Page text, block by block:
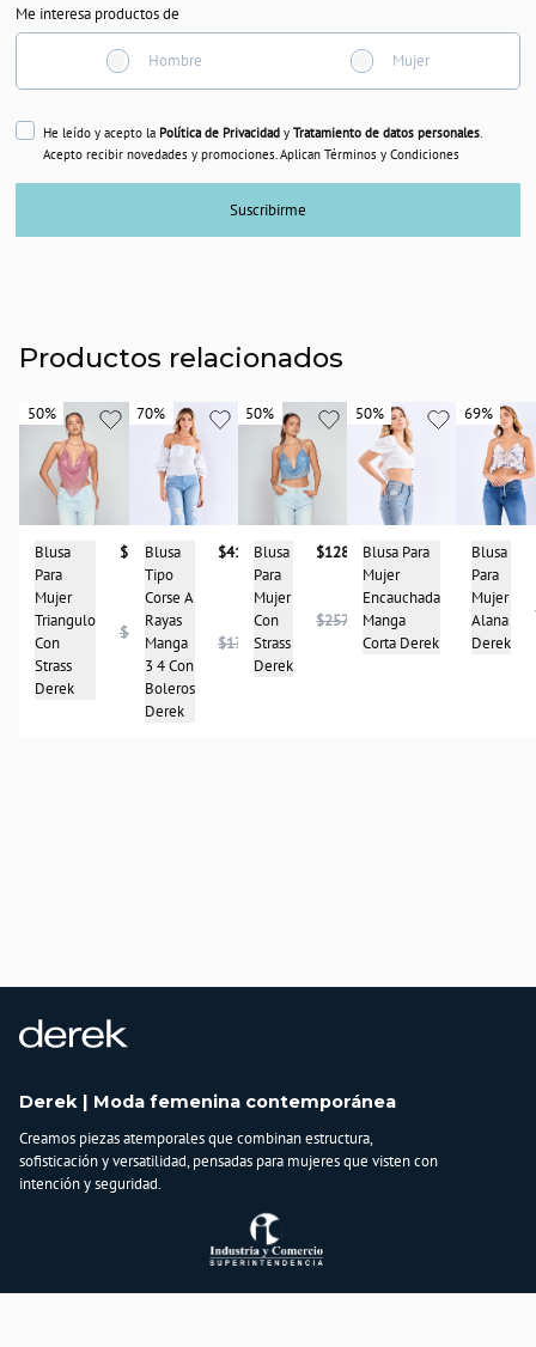
Me interesa productos de
Hombre Mujer
He leído y acepto la Política de Privacidady Tratamiento de datos personales.
Acepto recibir novedades y promociones. Aplican Términos y Condiciones
Suscribirme
Productos relacionados
50%
50%
Blusa
Para
Mujer
Triangulo
Con
Strass
Derek
$133.950
$267.950
70%
70%
Blusa
Tipo
Corse A
Rayas
Manga
3 4 Con
Boleros
Derek
$41.950
$139.950
50%
50%
Blusa
Para
Mujer
Con
Strass
Derek
$128.950
$257.950
50%
50%
Blusa Para
Mujer
Encauchada
Manga
Corta Derek
$124.475
$248.950
69%
69%
Blusa
Para
Mujer
Alana
Derek
Derek | Moda femenina contemporánea
Creamos piezas atemporales que combinan estructura,
sofisticación y versatilidad, pensadas para mujeres que visten con
intención y seguridad.